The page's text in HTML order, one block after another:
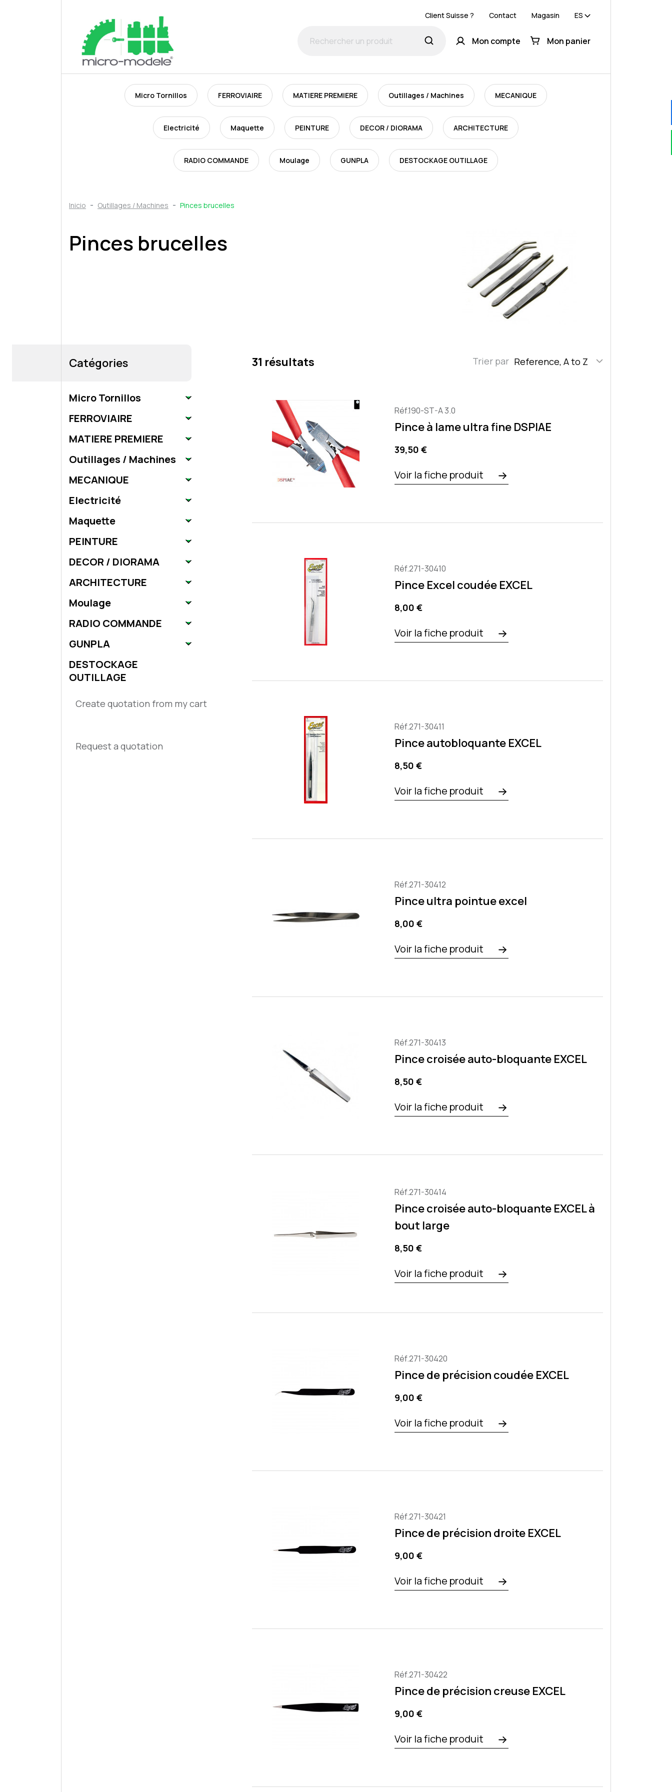
Client Suisse ? Contact Magasin ES
Mon compte Mon panier
Micro Tornillos FERROVIAIRE MATIERE PREMIERE Outillages / Machines MECANIQUE
Electricité Maquette PEINTURE DECOR / DIORAMA ARCHITECTURE
RADIO COMMANDE Moulage GUNPLA DESTOCKAGE OUTILLAGE
Inicio Outillages / Machines Pinces brucelles
Pinces brucelles
Catégories
Micro Tornillos
FERROVIAIRE
MATIERE PREMIERE
Outillages / Machines
MECANIQUE
Electricité
Maquette
PEINTURE
DECOR / DIORAMA
ARCHITECTURE
Moulage
RADIO COMMANDE
GUNPLA
DESTOCKAGE
OUTILLAGE
Create quotation from my cart
Request a quotation
31 résultats Trier par Reference, A to Z
Réf.190-ST-A 3.0
Pince à lame ultra fine DSPIAE
Precio
39,50 €
Voir la fiche produit
Réf.271-30410
Pince Excel coudée EXCEL
Precio
8,00 €
Voir la fiche produit
Réf.271-30411
Pince autobloquante EXCEL
Precio
8,50 €
Voir la fiche produit
Réf.271-30412
Pince ultra pointue excel
Precio
8,00 €
Voir la fiche produit
Réf.271-30413
Pince croisée auto-bloquante EXCEL
Precio
8,50 €
Voir la fiche produit
Réf.271-30414
Pince croisée auto-bloquante EXCEL à
bout large
Precio
8,50 €
Voir la fiche produit
Réf.271-30420
Pince de précision coudée EXCEL
Precio
9,00 €
Voir la fiche produit
Réf.271-30421
Pince de précision droite EXCEL
Precio
9,00 €
Voir la fiche produit
Réf.271-30422
Pince de précision creuse EXCEL
Precio
9,00 €
Voir la fiche produit